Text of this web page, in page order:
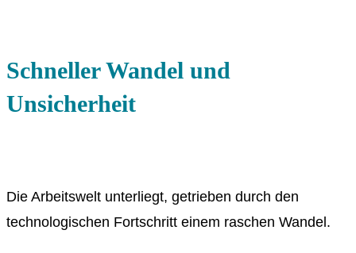
Schneller Wandel und
Unsicherheit
Die Arbeitswelt unterliegt, getrieben durch den
technologischen Fortschritt einem raschen Wandel.